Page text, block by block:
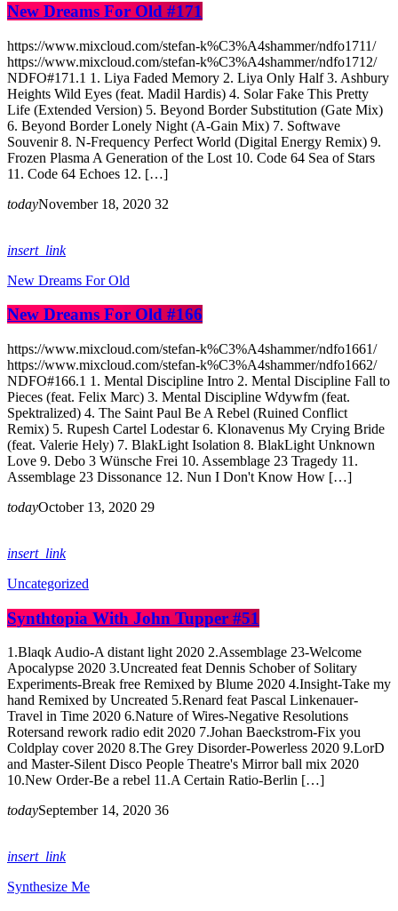
New Dreams For Old #171
https://www.mixcloud.com/stefan-k%C3%A4shammer/ndfo1711/
https://www.mixcloud.com/stefan-k%C3%A4shammer/ndfo1712/
NDFO#171.1 1. Liya Faded Memory 2. Liya Only Half 3. Ashbury
Heights Wild Eyes (feat. Madil Hardis) 4. Solar Fake This Pretty
Life (Extended Version) 5. Beyond Border Substitution (Gate Mix)
6. Beyond Border Lonely Night (A-Gain Mix) 7. Softwave
Souvenir 8. N-Frequency Perfect World (Digital Energy Remix) 9.
Frozen Plasma A Generation of the Lost 10. Code 64 Sea of Stars
11. Code 64 Echoes 12. […]
todayNovember 18, 2020 32
insert_link
New Dreams For Old
New Dreams For Old #166
https://www.mixcloud.com/stefan-k%C3%A4shammer/ndfo1661/
https://www.mixcloud.com/stefan-k%C3%A4shammer/ndfo1662/
NDFO#166.1 1. Mental Discipline Intro 2. Mental Discipline Fall to
Pieces (feat. Felix Marc) 3. Mental Discipline Wdywfm (feat.
Spektralized) 4. The Saint Paul Be A Rebel (Ruined Conflict
Remix) 5. Rupesh Cartel Lodestar 6. Klonavenus My Crying Bride
(feat. Valerie Hely) 7. BlakLight Isolation 8. BlakLight Unknown
Love 9. Debo 3 Wünsche Frei 10. Assemblage 23 Tragedy 11.
Assemblage 23 Dissonance 12. Nun I Don't Know How […]
todayOctober 13, 2020 29
insert_link
Uncategorized
Synthtopia With John Tupper #51
1.Blaqk Audio-A distant light 2020 2.Assemblage 23-Welcome
Apocalypse 2020 3.Uncreated feat Dennis Schober of Solitary
Experiments-Break free Remixed by Blume 2020 4.Insight-Take my
hand Remixed by Uncreated 5.Renard feat Pascal Linkenauer-
Travel in Time 2020 6.Nature of Wires-Negative Resolutions
Rotersand rework radio edit 2020 7.Johan Baeckstrom-Fix you
Coldplay cover 2020 8.The Grey Disorder-Powerless 2020 9.LorD
and Master-Silent Disco People Theatre's Mirror ball mix 2020
10.New Order-Be a rebel 11.A Certain Ratio-Berlin […]
todaySeptember 14, 2020 36
insert_link
Synthesize Me